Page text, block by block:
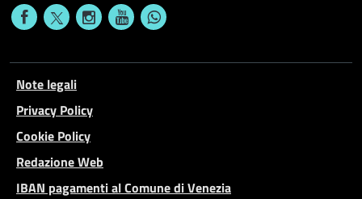
Note legali
Privacy Policy
Cookie Policy
Redazione Web
IBAN pagamenti al Comune di Venezia